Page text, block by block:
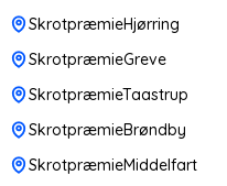
SkrotpræmieHjørring
SkrotpræmieGreve
SkrotpræmieTaastrup
SkrotpræmieBrøndby
SkrotpræmieMiddelfart